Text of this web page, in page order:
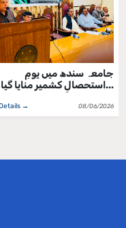
جامعہ سندھ میں یومِ
استحصالِ کشمیر منایا گیا، تنا...
→ 08/06/2026